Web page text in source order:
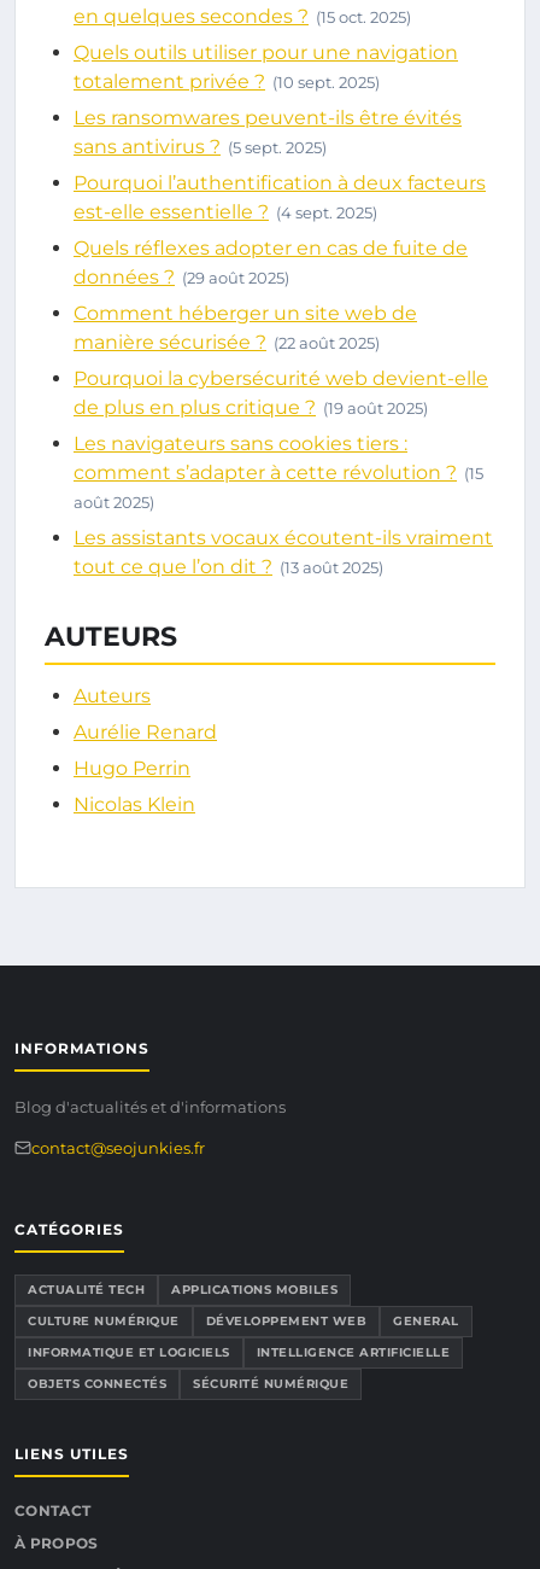
en quelques secondes ? (15 oct. 2025)
Quels outils utiliser pour une navigation
totalement privée ? (10 sept. 2025)
Les ransomwares peuvent-ils être évités
sans antivirus ? (5 sept. 2025)
Pourquoi l’authentification à deux facteurs
est-elle essentielle ? (4 sept. 2025)
Quels réflexes adopter en cas de fuite de
données ? (29 août 2025)
Comment héberger un site web de
manière sécurisée ? (22 août 2025)
Pourquoi la cybersécurité web devient-elle
de plus en plus critique ? (19 août 2025)
Les navigateurs sans cookies tiers :
comment s’adapter à cette révolution ? (15
août 2025)
Les assistants vocaux écoutent-ils vraiment
tout ce que l’on dit ? (13 août 2025)
AUTEURS
Auteurs
Aurélie Renard
Hugo Perrin
Nicolas Klein
INFORMATIONS
Blog d'actualités et d'informations
contact@seojunkies.fr
CATÉGORIES
ACTUALITÉ TECH
APPLICATIONS MOBILES
CULTURE NUMÉRIQUE
DÉVELOPPEMENT WEB
GENERAL
INFORMATIQUE ET LOGICIELS
INTELLIGENCE ARTIFICIELLE
OBJETS CONNECTÉS
SÉCURITÉ NUMÉRIQUE
LIENS UTILES
CONTACT
À PROPOS